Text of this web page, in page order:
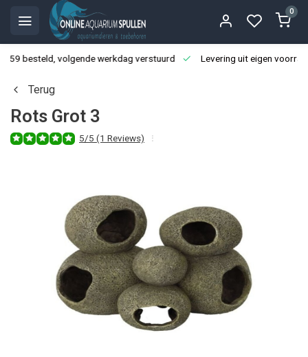
0
besteld, volgende werkdag verstuurd Levering uit eigen
Terug
Rots Grot 3
5/5 (1 Reviews)